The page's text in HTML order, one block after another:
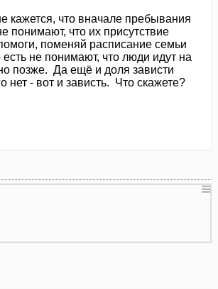
кажется, что вначале пребывания
понимают, что их присутствие
поменяй расписание семьи
есть не понимают, что люди идут на
позже. Да ещё и доля зависти
нет - вот и зависть. Что скажете?